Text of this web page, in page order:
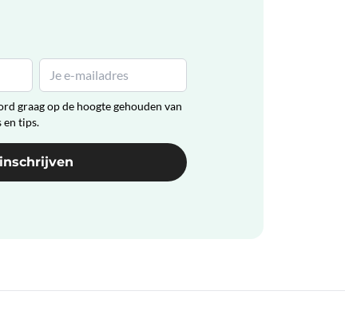
graag op de hoogte gehouden van
en tips.